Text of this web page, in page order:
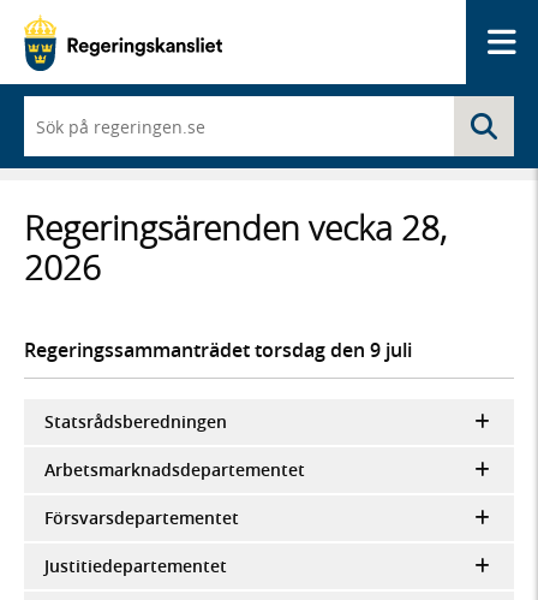
du
börjar
skriva
framträder
en
lista
Regeringsärenden vecka 28,
2026
Regeringssammanträdet torsdag den 9 juli
Statsrådsberedningen
Arbetsmarknadsdepartementet
Försvarsdepartementet
Justitiedepartementet